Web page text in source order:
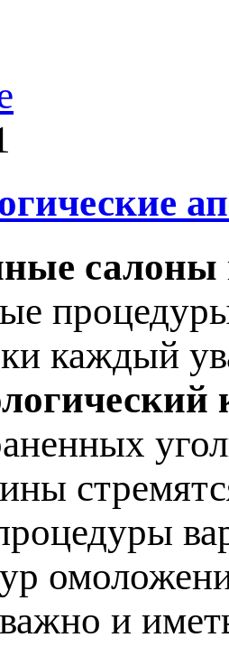
салоны
каждый
и